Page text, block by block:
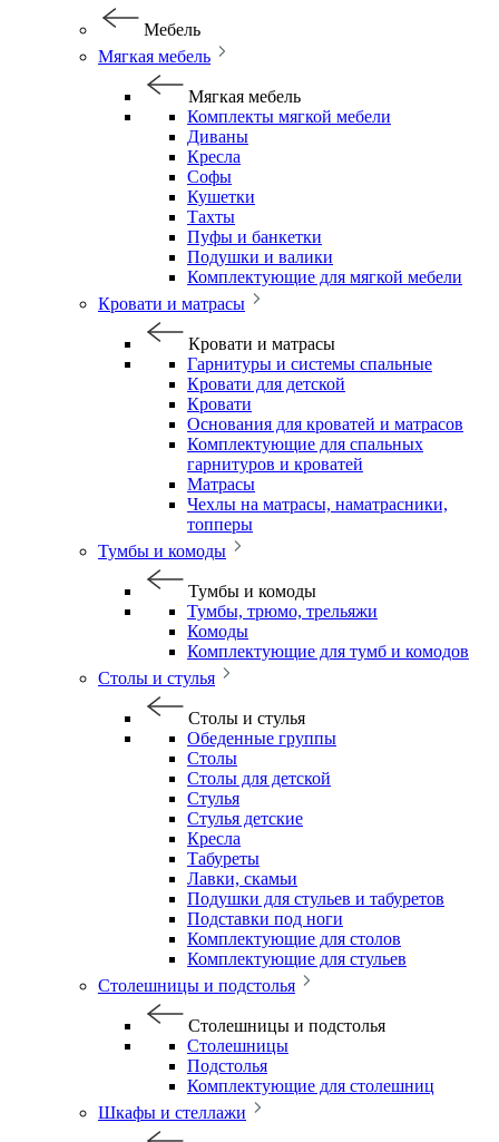
Мебель
Мягкая мебель
Мягкая мебель
Комплекты мягкой мебели
Диваны
Кресла
Софы
Кушетки
Тахты
Пуфы и банкетки
Подушки и валики
Комплектующие для мягкой мебели
Кровати и матрасы
Кровати и матрасы
Гарнитуры и системы спальные
Кровати для детской
Кровати
Основания для кроватей и матрасов
Комплектующие для спальных
гарнитуров и кроватей
Матрасы
Чехлы на матрасы, наматрасники,
топперы
Тумбы и комоды
Тумбы и комоды
Тумбы, трюмо, трельяжи
Комоды
Комплектующие для тумб и комодов
Столы и стулья
Столы и стулья
Обеденные группы
Столы
Столы для детской
Стулья
Стулья детские
Кресла
Табуреты
Лавки, скамьи
Подушки для стульев и табуретов
Подставки под ноги
Комплектующие для столов
Комплектующие для стульев
Столешницы и подстолья
Столешницы и подстолья
Столешницы
Подстолья
Комплектующие для столешниц
Шкафы и стеллажи